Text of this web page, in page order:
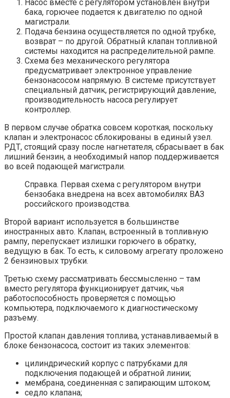
Насос вместе с регулятором установлен внутри
бака, горючее подается к двигателю по одной
магистрали.
Подача бензина осуществляется по одной трубке,
возврат – по другой. Обратный клапан топливной
системы находится на распределительной рампе.
Схема без механического регулятора
предусматривает электронное управление
бензонасосом напрямую. В системе присутствует
специальный датчик, регистрирующий давление,
производительность насоса регулирует
контроллер.
В первом случае обратка совсем короткая, поскольку
клапан и электронасос сблокированы в единый узел.
РДТ, стоящий сразу после нагнетателя, сбрасывает в бак
лишний бензин, а необходимый напор поддерживается
во всей подающей магистрали.
Справка. Первая схема с регулятором внутри
бензобака внедрена на всех автомобилях ВАЗ
российского производства.
Второй вариант используется в большинстве
иностранных авто. Клапан, встроенный в топливную
рампу, перепускает излишки горючего в обратку,
ведущую в бак. То есть, к силовому агрегату проложено
2 бензиновых трубки.
Третью схему рассматривать бессмысленно – там
вместо регулятора функционирует датчик, чья
работоспособность проверяется с помощью
компьютера, подключаемого к диагностическому
разъему.
Простой клапан давления топлива, устанавливаемый в
блоке бензонасоса, состоит из таких элементов:
цилиндрический корпус с патрубками для
подключения подающей и обратной линии;
мембрана, соединенная с запирающим штоком;
седло клапана;